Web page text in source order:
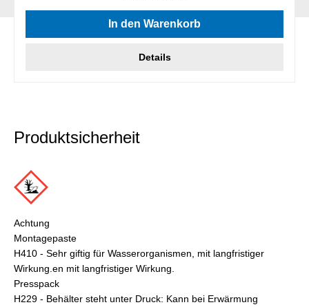
In den Warenkorb
Details
Produktsicherheit
Achtung
Montagepaste
H410 - Sehr giftig für Wasserorganismen, mit langfristiger
Wirkung.en mit langfristiger Wirkung.
Presspack
H229 - Behälter steht unter Druck: Kann bei Erwärmung